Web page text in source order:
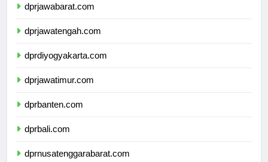
dprjawabarat.com
dprjawatengah.com
dprdiyogyakarta.com
dprjawatimur.com
dprbanten.com
dprbali.com
dprnusatenggarabarat.com